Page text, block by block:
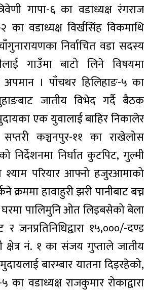
गापा-६ का वडाध्यक्ष रंगराज
२ का वडाध्यक्ष विर्खसिंह विकमाथि
निर्वाचित वडा सदस्य
गाउँमा बाटो लिने विषयमा
। पाँचथर हिलिहाङ-५ का
जातीय विभेद गर्दै बैठक
एक युवालाई बाहिर निकालेर
कञ्चनपुर-११ का राखेलोस
निर्देशनमा निर्घात कुटपिट, गुल्मी
परियार आफ्नो हजुरआमाको
क्रममा हावाहुरी झरी पानीबाट बच्न
घरमा पालिमुनि ओत लिइबसेको बेला
जनप्रतिनिधिद्वारा १५,०००/-दण्ड
क्षेत्र नं. १ का संजय गुप्ताले जातीय
बारम्बार यातना दिइरहेको,
का वडाध्यक्ष राजकुमार रोकाद्वारा